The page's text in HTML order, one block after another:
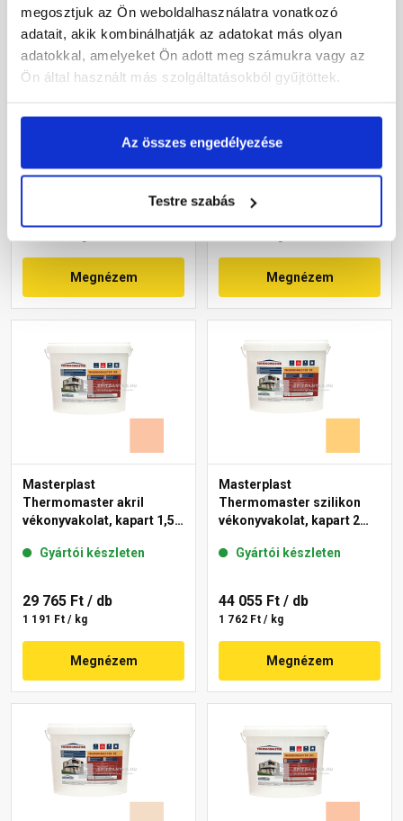
megosztjuk az Ön weboldalhasználatra vonatkozó
adatait, akik kombinálhatják az adatokat más olyan
adatokkal, amelyeket Ön adott meg számukra vagy az
Ön által használt más szolgáltatásokból gyűjtöttek.
Az összes engedélyezése
Testre szabás
Thermomaster akril
16-C 25 kg
Gyártói készleten
Megnézem
Thermomaster akril
vékonyvakolat,
gördülőszemcsés 2 mm
07-C 25 kg
Gyártói készleten
Megnézem
Masterplast
Thermomaster akril
vékonyvakolat, kapart 1,5
Gyártói készleten
29 765 Ft / db
1 191 Ft / kg
Megnézem
Masterplast
Thermomaster szilikon
vékonyvakolat, kapart 2
Gyártói készleten
44 055 Ft / db
1 762 Ft / kg
Megnézem